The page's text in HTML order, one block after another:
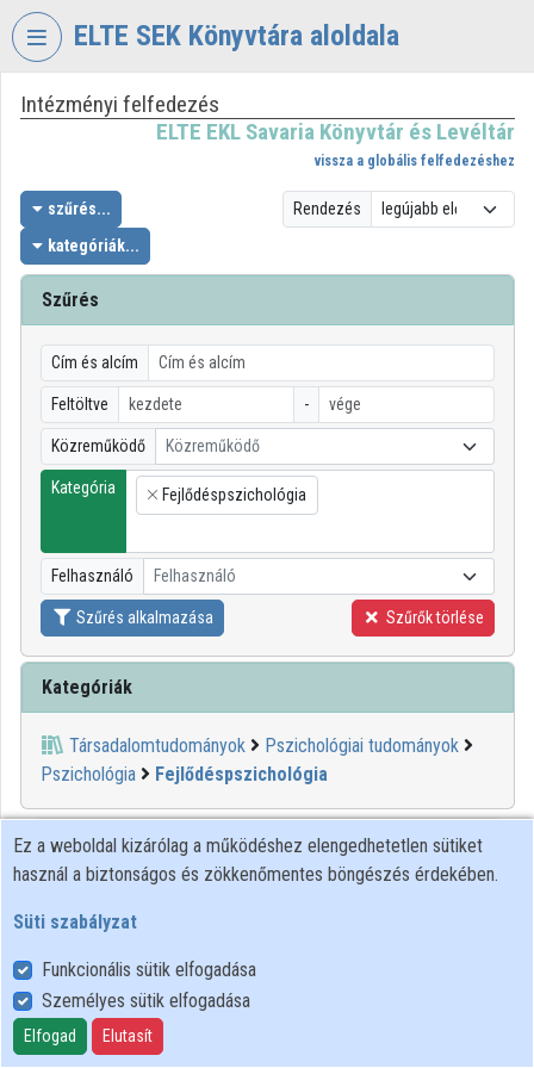
Fejléc kihagyása
ELTE SEK Könyvtára aloldala
VIDEOTORIUM
EKL
SAVARIA
KÖNYVTÁR
ÉS
LEVÉLTÁR
Intézményi kezdőlap
Bejelentkezés
Intézményi felfedezés
Intézményi listák
Intézmények
Közreműködők
Intézményi felfedezés
ELTE EKL Savaria Könyvtár és Levéltár
vissza a globális felfedezéshez
szűrés...
kategóriák...
Rendezés
Szűrés
Cím és alcím
Feltöltve -
Közreműködő Közreműködő
Kategória
×
Fejlődéspszichológia
Felhasználó Felhasználó
Szűrés alkalmazása Szűrők törlése
Kategóriák
Társadalomtudományok
Pszichológiai tudományok
Pszichológia
Fejlődéspszichológia
00:33:59
ELTE SEK
KÖNYVTÁRA
Ez a weboldal kizárólag a működéshez elengedhetetlen sütiket
használ a biztonságos és zökkenőmentes böngészés érdekében.
Süti szabályzat
Funkcionális sütik elfogadása
Személyes sütik elfogadása
Elfogad Elutasít